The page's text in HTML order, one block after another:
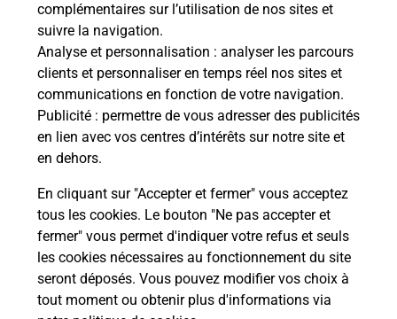
complémentaires sur l’utilisation de nos sites et
suivre la navigation.
Analyse et personnalisation : analyser les parcours
clients et personnaliser en temps réel nos sites et
communications en fonction de votre navigation.
Publicité : permettre de vous adresser des publicités
en lien avec vos centres d’intérêts sur notre site et
en dehors.
En cliquant sur "Accepter et fermer" vous acceptez
tous les cookies. Le bouton "Ne pas accepter et
fermer" vous permet d'indiquer votre refus et seuls
les cookies nécessaires au fonctionnement du site
seront déposés. Vous pouvez modifier vos choix à
tout moment ou obtenir plus d'informations via
Comment La Poste participe-t-elle
à votre sécurité au quotidien ?
Puis-je passer mon code de la route
avec La Poste et sous quelles
conditions ?
Localiser Liste Morbihan ALLAIRE